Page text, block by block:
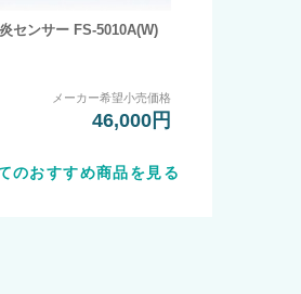
炎センサー FS-5010A(W)
メーカー希望小売価格
46,000円
のおすすめ商品を見る